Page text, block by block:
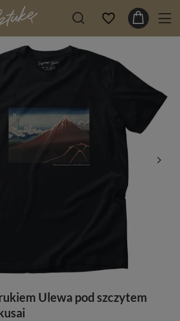
Ulewa pod szczytem